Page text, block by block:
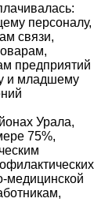
персоналу,
связи,
предприятий
и младшему
Урала,
75%,
медицинской